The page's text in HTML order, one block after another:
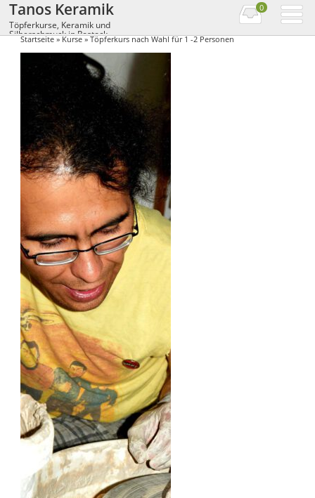
Tanos Keramik
Töpferkurse, Keramik und
Silberschmuck in Rostock
0
Startseite»Kurse» Töpferkurs nach Wahl für 1 -2 Personen